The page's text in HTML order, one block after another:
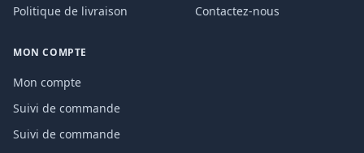
Politique de livraison
Contactez-nous
MON COMPTE
Mon compte
Suivi de commande
Suivi de commande